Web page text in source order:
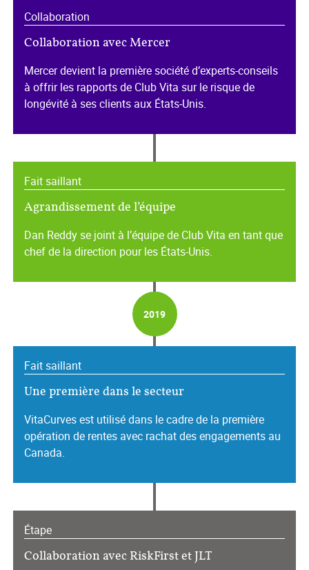
Collaboration
Collaboration avec Mercer
Mercer devient la première société d’experts-conseils
à offrir les rapports de Club Vita sur le risque de
longévité à ses clients aux États-Unis.
Fait saillant
Agrandissement de l’équipe
Dan Reddy se joint à l’équipe de Club Vita en tant que
chef de la direction pour les États-Unis.
2019
Fait saillant
Une première dans le secteur
VitaCurves est utilisé dans le cadre de la première
opération de rentes avec rachat des engagements au
Canada.
Étape
Collaboration avec RiskFirst et JLT